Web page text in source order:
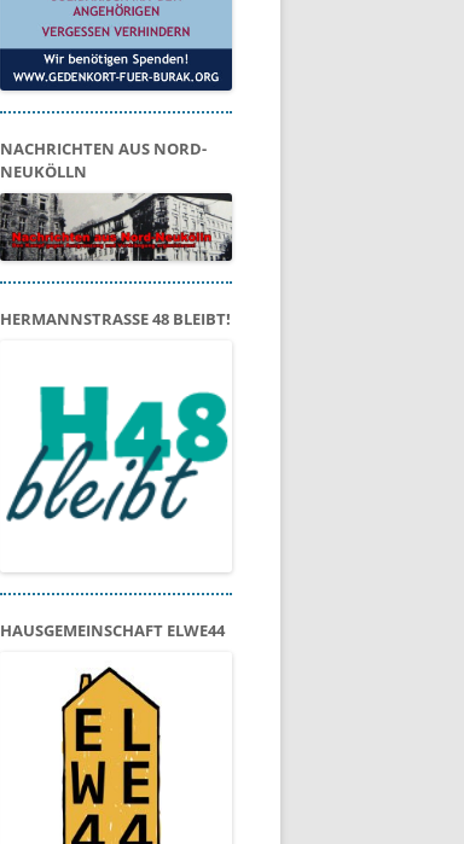
NACHRICHTEN AUS NORD-
NEUKÖLLN
HERMANNSTRASSE 48 BLEIBT!
HAUSGEMEINSCHAFT ELWE44